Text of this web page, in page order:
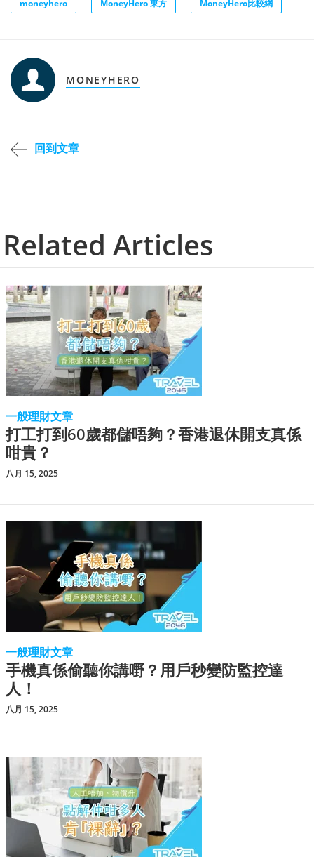
moneyhero MoneyHero 東方 MoneyHero比較網
MONEYHERO
回到文章
Related Articles
一般理財文章
打工打到60歲都儲唔夠？香港退休開支真係
咁貴？
八月 15, 2025
一般理財文章
手機真係偷聽你講嘢？用戶秒變防監控達
人！
八月 15, 2025